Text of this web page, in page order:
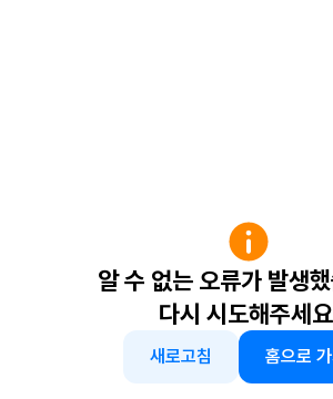
알 수 없는 오류가 발생
다시 시도해주세
새로고침 홈으로 가